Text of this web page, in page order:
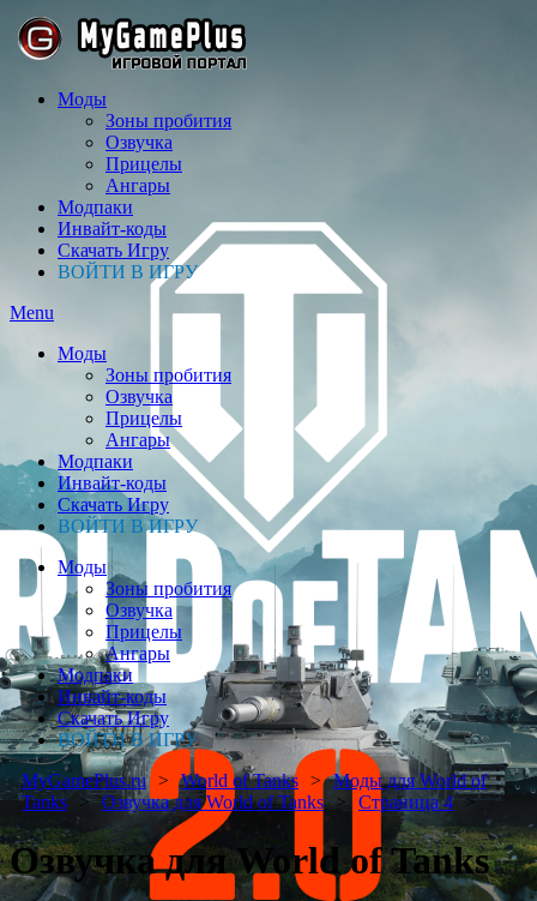
Моды
Зоны пробития
Озвучка
Прицелы
Ангары
Модпаки
Инвайт-коды
Скачать Игру
ВОЙТИ В ИГРУ
Menu
Моды
Зоны пробития
Озвучка
Прицелы
Ангары
Модпаки
Инвайт-коды
Скачать Игру
ВОЙТИ В ИГРУ
Моды
Зоны пробития
Озвучка
Прицелы
Ангары
Модпаки
Инвайт-коды
Скачать Игру
ВОЙТИ В ИГРУ
MyGamePlus.ru
World of Tanks
Моды для World of
Tanks
Озвучка для World of Tanks Страница 4
Озвучка для World of Tanks